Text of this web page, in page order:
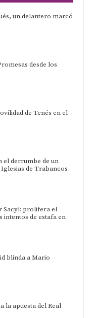
un delantero marcó
desde los
de Tenés en el
el derrumbe de un
de Trabancos
Sacyl: prolifera el
intentos de estafa en
blinda a Mario
la apuesta del Real